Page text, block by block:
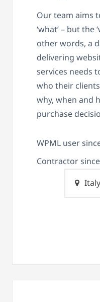
Our team aims
‘what’ – but the
other words, a
delivering
services needs
who their
why, when and
purchase
WPML user
Contractor
Italy